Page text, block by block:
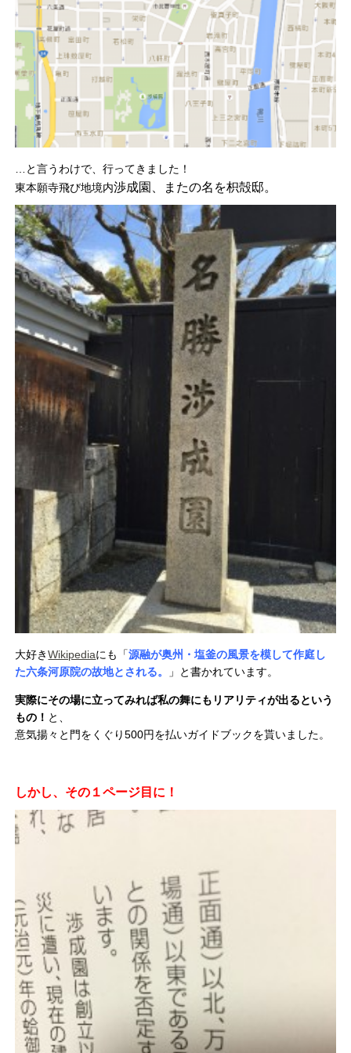
…と言うわけで、行ってきました！
東本願寺飛び地境内渉成園、またの名を枳殻邸。
大好きWikipediaにも「源融が奥州・塩釜の風景を模して作庭し
た六条河原院の故地とされる。
」と書かれています。
実際にその場に立ってみれば私の舞にもリアリティが出るという
もの！ と、
意気揚々と門をくぐり500円を払いガイドブックを貰いました。
しかし、その１ページ目に！